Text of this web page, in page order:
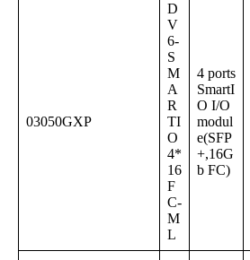
03050GXP
D
V
6-
S
M
A
R
TI
O
4*
16
F
C-
M
L
4 ports
SmartI
O I/O
modul
e(SFP
+,16G
b FC)